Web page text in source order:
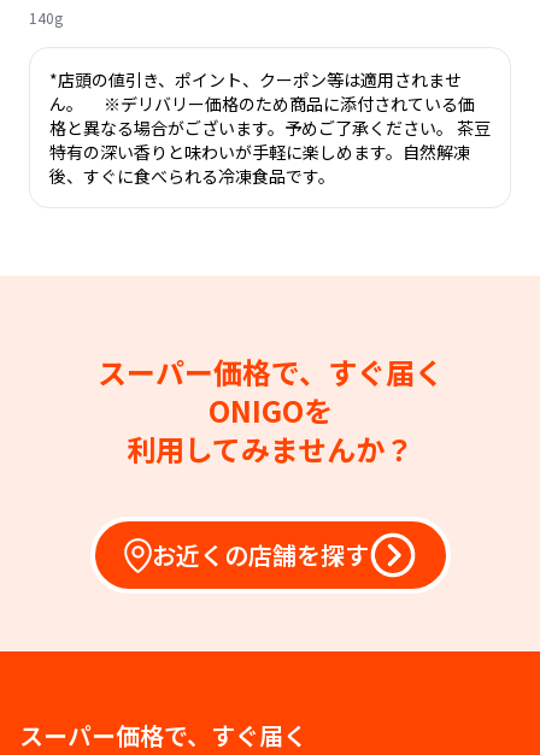
140g
*店頭の値引き、ポイント、クーポン等は適用されませ
ん。 ※デリバリー価格のため商品に添付されている価
格と異なる場合がございます。予めご了承ください。 茶豆
特有の深い香りと味わいが手軽に楽しめます。自然解凍
後、すぐに食べられる冷凍食品です。
スーパー価格で、すぐ届く
ONIGOを
利用してみませんか？
お近くの店舗を探す
スーパー価格で、すぐ届く